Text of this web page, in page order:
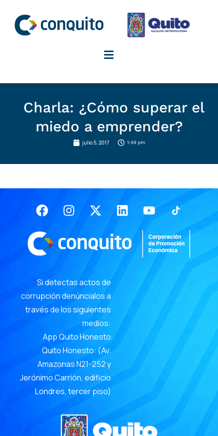
contenido
Charla: ¿Cómo superar el
miedo a emprender?
julio 5, 2017 1:49 pm
FacebookInstagram
X-
twitter
LinkedinYoutube
Si detectas actos de
corrupción denúncialos a
través de los siguientes
medios:
App Quito Honesto
Quito Honesto: (Av.
Amazonas N21-252 y
Jerónimo Carrión, edificio
Londres, tercer piso)